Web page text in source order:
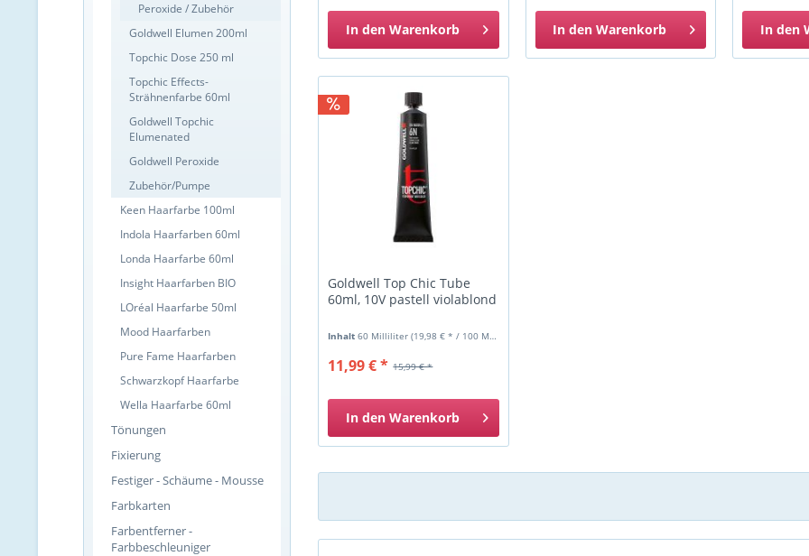
Peroxide / Zubehör
Goldwell Elumen 200ml
Topchic Dose 250 ml
Topchic Effects-
Strähnenfarbe 60ml
Goldwell Topchic
Elumenated
Goldwell Peroxide
Zubehör/Pumpe
Keen Haarfarbe 100ml
Indola Haarfarben 60ml
Londa Haarfarbe 60ml
Insight Haarfarben BIO
LOréal Haarfarbe 50ml
Mood Haarfarben
Pure Fame Haarfarben
Schwarzkopf Haarfarbe
Wella Haarfarbe 60ml
Tönungen
Fixierung
Festiger - Schäume - Mousse
Farbkarten
Farbentferner -
Farbbeschleuniger
In den Warenkorb In den Warenkorb In den
Goldwell Top Chic Tube
60ml, 10V pastell violablond
Inhalt60 Milliliter(19,98 € * / 100 Milliliter)
15,99 € *
11,99 € *
In den Warenkorb